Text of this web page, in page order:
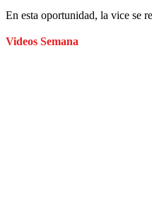
En esta oportunidad, la vice se
Videos Semana